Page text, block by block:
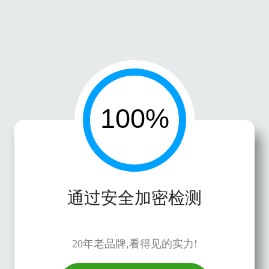
通过安全加密检测
20年老品牌,看得见的实力!